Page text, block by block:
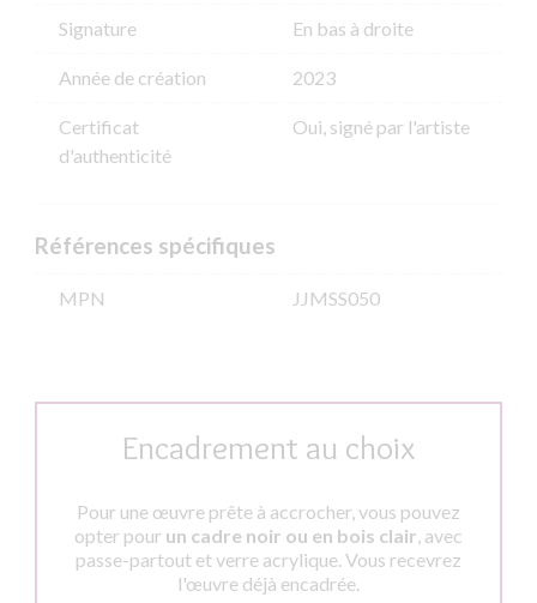
Signature En bas à droite
Année de création 2023
Certificat
d'authenticité
Oui, signé par l'artiste
Références spécifiques
MPN JJMSS050
Encadrement au choix
Pour une œuvre prête à accrocher, vous pouvez
opter pour un cadre noir ou en bois clair, avec
passe-partout et verre acrylique. Vous recevrez
l'œuvre déjà encadrée.